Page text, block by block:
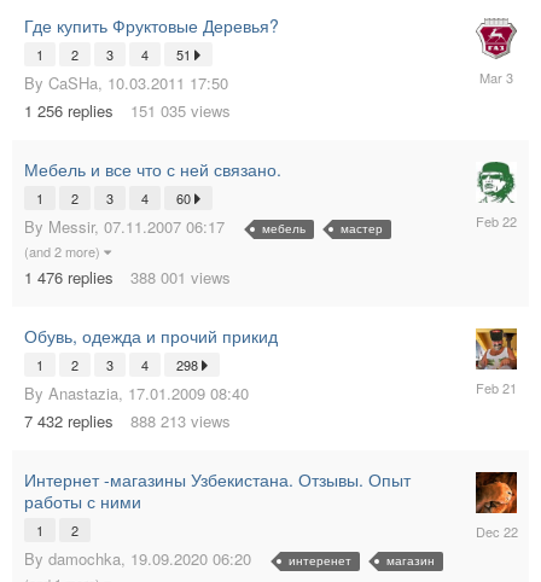
Где купить Фруктовые Деревья?
1 2 3 4 51
By CaSHa, 10.03.2011 17:50
1 256 replies 151 035 views
08:02
Мебель и все что с ней связано.
1 2 3 4 60
By Messir, 07.11.2007 06:17 мебель мастер
(and 2 more)
1 476 replies 388 001 views
16:06
Обувь, одежда и прочий прикид
1 2 3 4 298
By Anastazia, 17.01.2009 08:40
7 432 replies 888 213 views
Интернет -магазины Узбекистана. Отзывы. Опыт
работы с ними
1 2
By damochka, 19.09.2020 06:20 интеренет магазин